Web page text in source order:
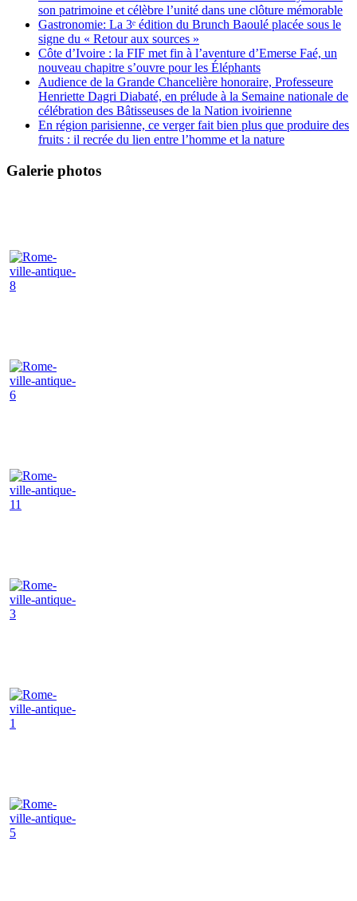
son patrimoine et célèbre l’unité dans une clôture mémorable
Gastronomie: La 3ᵉ édition du Brunch Baoulé placée sous le
signe du « Retour aux sources »
Côte d’Ivoire : la FIF met fin à l’aventure d’Emerse Faé, un
nouveau chapitre s’ouvre pour les Éléphants
Audience de la Grande Chancelière honoraire, Professeure
Henriette Dagri Diabaté, en prélude à la Semaine nationale de
célébration des Bâtisseuses de la Nation ivoirienne
En région parisienne, ce verger fait bien plus que produire des
fruits : il recrée du lien entre l’homme et la nature
Galerie photos